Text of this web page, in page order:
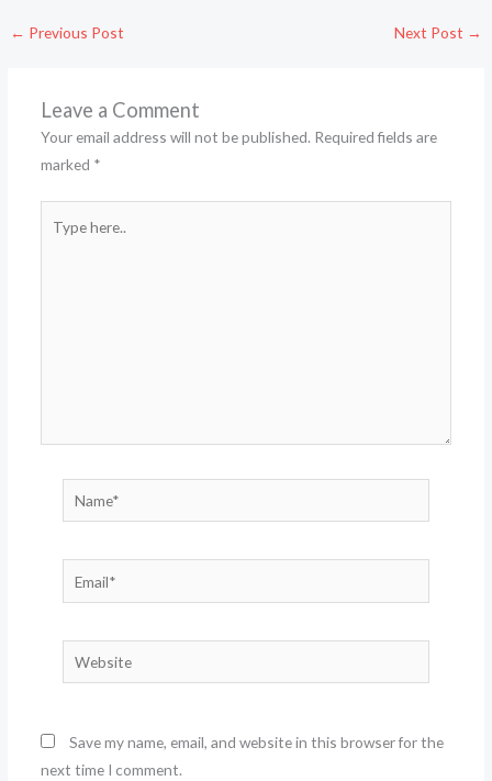
← Previous Post Next Post →
Leave a Comment
Your email address will not be published. Required fields are
marked *
here..
Name*
Email*
Website
Save my name, email, and website in this browser for the
next time I comment.